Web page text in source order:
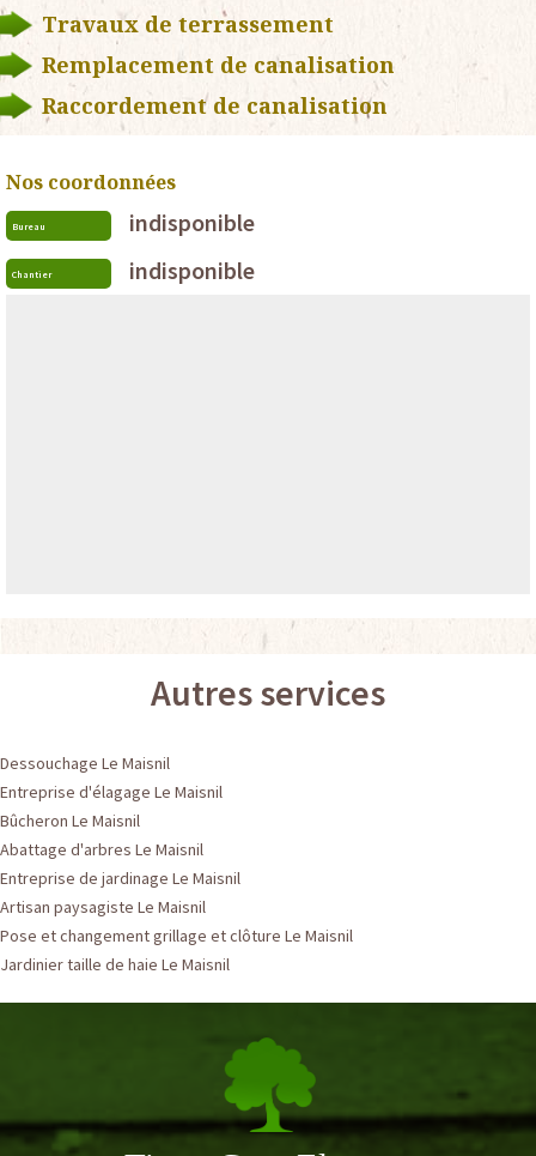
Travaux de terrassement
Remplacement de canalisation
Raccordement de canalisation
Nos coordonnées
Bureau indisponible
Chantier indisponible
Autres services
Dessouchage Le Maisnil
Entreprise d'élagage Le Maisnil
Bûcheron Le Maisnil
Abattage d'arbres Le Maisnil
Entreprise de jardinage Le Maisnil
Artisan paysagiste Le Maisnil
Pose et changement grillage et clôture Le Maisnil
Jardinier taille de haie Le Maisnil